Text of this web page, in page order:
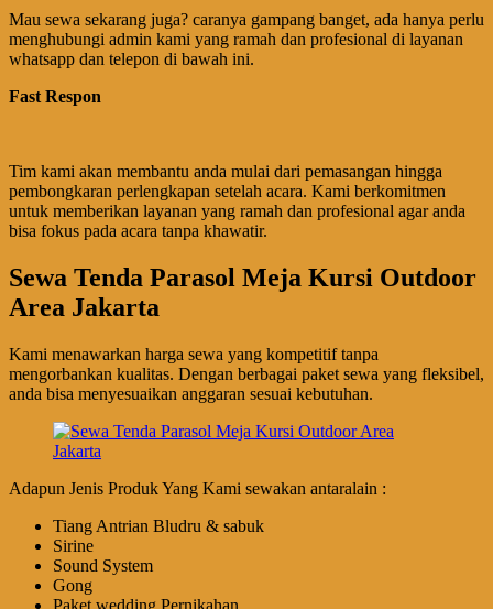
Mau sewa sekarang juga? caranya gampang banget, ada hanya perlu
menghubungi admin kami yang ramah dan profesional di layanan
whatsapp dan telepon di bawah ini.
Fast Respon
Tim kami akan membantu anda mulai dari pemasangan hingga
pembongkaran perlengkapan setelah acara. Kami berkomitmen
untuk memberikan layanan yang ramah dan profesional agar anda
bisa fokus pada acara tanpa khawatir.
Sewa Tenda Parasol Meja Kursi Outdoor
Area Jakarta
Kami menawarkan harga sewa yang kompetitif tanpa
mengorbankan kualitas. Dengan berbagai paket sewa yang fleksibel,
anda bisa menyesuaikan anggaran sesuai kebutuhan.
Adapun Jenis Produk Yang Kami sewakan antaralain :
Tiang Antrian Bludru & sabuk
Sirine
Sound System
Gong
Paket wedding Pernikahan